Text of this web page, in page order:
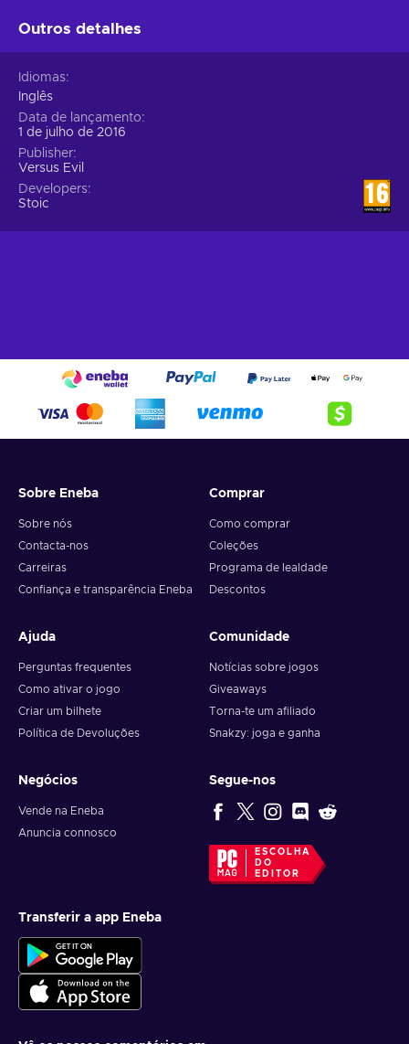
Outros detalhes
Idiomas
Inglês
Data de lançamento
1 de julho de 2016
Publisher
Versus Evil
Developers
Stoic
Sobre Eneba
Sobre nós
Contacta-nos
Carreiras
Confiança e transparência Eneba
Comprar
Como comprar
Coleções
Programa de lealdade
Descontos
Ajuda
Perguntas frequentes
Como ativar o jogo
Criar um bilhete
Política de Devoluções
Comunidade
Notícias sobre jogos
Giveaways
Torna-te um afiliado
Snakzy: joga e ganha
Negócios
Vende na Eneba
Anuncia connosco
Segue-nos
ESCOLHA
DO
EDITOR
Transferir a app Eneba